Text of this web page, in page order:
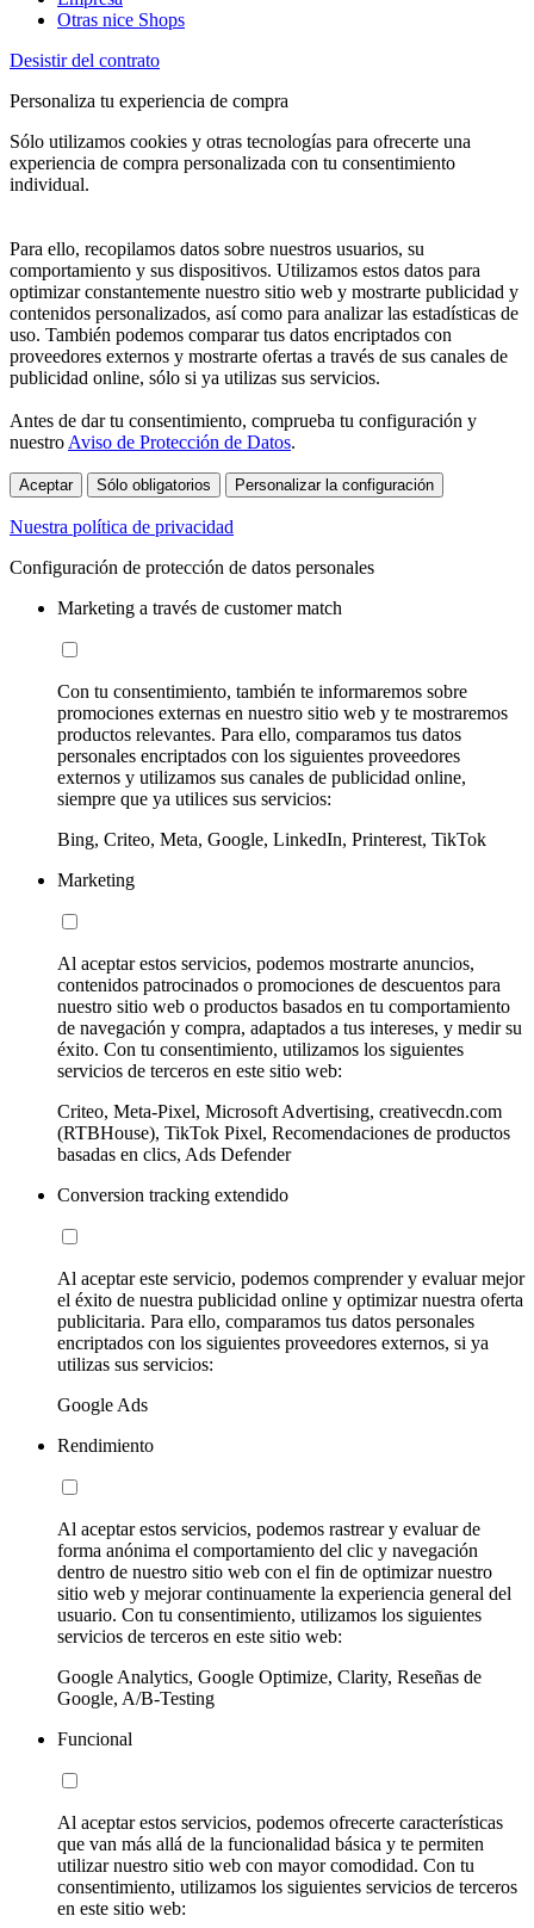
Otras nice Shops
Desistir del contrato
Personaliza tu experiencia de compra
Sólo utilizamos cookies y otras tecnologías para ofrecerte una
experiencia de compra personalizada con tu consentimiento
individual.
Para ello, recopilamos datos sobre nuestros usuarios, su
comportamiento y sus dispositivos. Utilizamos estos datos para
optimizar constantemente nuestro sitio web y mostrarte publicidad y
contenidos personalizados, así como para analizar las estadísticas de
uso. También podemos comparar tus datos encriptados con
proveedores externos y mostrarte ofertas a través de sus canales de
publicidad online, sólo si ya utilizas sus servicios.
Antes de dar tu consentimiento, comprueba tu configuración y
nuestro Aviso de Protección de Datos.
Aceptar Sólo obligatorios Personalizar la configuración
Nuestra política de privacidad
Configuración de protección de datos personales
Marketing a través de customer match
Con tu consentimiento, también te informaremos sobre
promociones externas en nuestro sitio web y te mostraremos
productos relevantes. Para ello, comparamos tus datos
personales encriptados con los siguientes proveedores
externos y utilizamos sus canales de publicidad online,
siempre que ya utilices sus servicios:
Bing, Criteo, Meta, Google, LinkedIn, Printerest, TikTok
Marketing
Al aceptar estos servicios, podemos mostrarte anuncios,
contenidos patrocinados o promociones de descuentos para
nuestro sitio web o productos basados en tu comportamiento
de navegación y compra, adaptados a tus intereses, y medir su
éxito. Con tu consentimiento, utilizamos los siguientes
servicios de terceros en este sitio web:
Criteo, Meta-Pixel, Microsoft Advertising, creativecdn.com
(RTBHouse), TikTok Pixel, Recomendaciones de productos
basadas en clics, Ads Defender
Conversion tracking extendido
Al aceptar este servicio, podemos comprender y evaluar mejor
el éxito de nuestra publicidad online y optimizar nuestra oferta
publicitaria. Para ello, comparamos tus datos personales
encriptados con los siguientes proveedores externos, si ya
utilizas sus servicios:
Google Ads
Rendimiento
Al aceptar estos servicios, podemos rastrear y evaluar de
forma anónima el comportamiento del clic y navegación
dentro de nuestro sitio web con el fin de optimizar nuestro
sitio web y mejorar continuamente la experiencia general del
usuario. Con tu consentimiento, utilizamos los siguientes
servicios de terceros en este sitio web:
Google Analytics, Google Optimize, Clarity, Reseñas de
Google, A/B-Testing
Funcional
Al aceptar estos servicios, podemos ofrecerte características
que van más allá de la funcionalidad básica y te permiten
utilizar nuestro sitio web con mayor comodidad. Con tu
consentimiento, utilizamos los siguientes servicios de terceros
en este sitio web: